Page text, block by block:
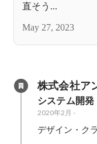
直そう...
May 27, 2023
株式会社ア
システム開
2020年2月 -
デザイン・ク